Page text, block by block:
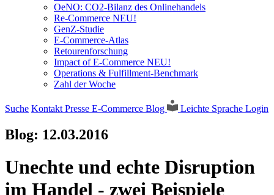
OeNO: CO2-Bilanz des Onlinehandels
Re-Commerce NEU!
GenZ-Studie
E-Commerce-Atlas
Retourenforschung
Impact of E-Commerce NEU!
Operations & Fulfillment-Benchmark
Zahl der Woche
Suche Kontakt Presse E-Commerce Blog Leichte Sprache Login
Blog: 12.03.2016
Unechte und echte Disruption
im Handel - zwei Beispiele